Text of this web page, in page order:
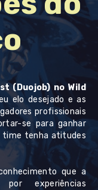
(Duojob) no Wild
elo desejado e as
profissionais
se para ganhar
time tenha atitudes
que a
experiências